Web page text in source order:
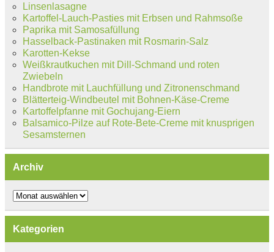
Linsenlasagne
Kartoffel-Lauch-Pasties mit Erbsen und Rahmsoße
Paprika mit Samosafüllung
Hasselback-Pastinaken mit Rosmarin-Salz
Karotten-Kekse
Weißkrautkuchen mit Dill-Schmand und roten
Zwiebeln
Handbrote mit Lauchfüllung und Zitronenschmand
Blätterteig-Windbeutel mit Bohnen-Käse-Creme
Kartoffelpfanne mit Gochujang-Eiern
Balsamico-Pilze auf Rote-Bete-Creme mit knusprigen
Sesamsternen
Archiv
Archiv
Kategorien